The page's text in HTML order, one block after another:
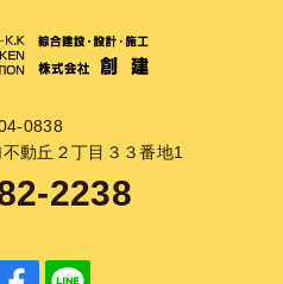
0838
動丘２丁目３３番地1
2238